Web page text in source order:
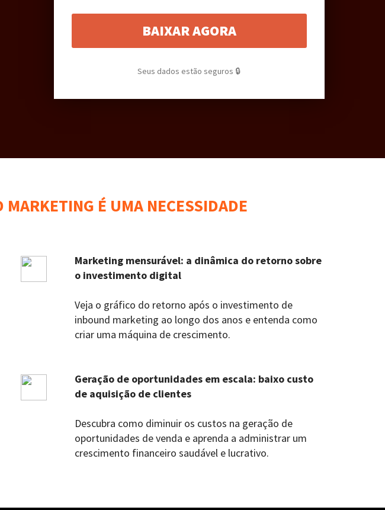
Seus dados estão seguros 🔒
É UMA NECESSIDADE
Marketing mensurável: a dinâmica do retorno sobre
o investimento digital
Veja o gráfico do retorno após o investimento de
inbound marketing ao longo dos anos e entenda como
criar uma máquina de crescimento.
Geração de oportunidades em escala: baixo custo
de aquisição de clientes
Descubra como diminuir os custos na geração de
oportunidades de venda e aprenda a administrar um
crescimento financeiro saudável e lucrativo.